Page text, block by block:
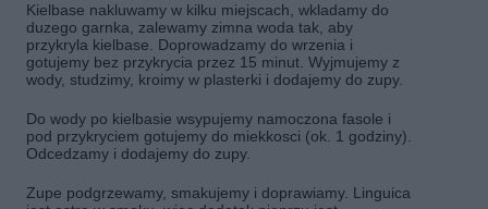
Kielbase nakluwamy w kilku miejscach, wkladamy do
duzego garnka, zalewamy zimna woda tak, aby
przykryla kielbase. Doprowadzamy do wrzenia i
gotujemy bez przykrycia przez 15 minut. Wyjmujemy z
wody, studzimy, kroimy w plasterki i dodajemy do zupy.
Do wody po kielbasie wsypujemy namoczona fasole i
pod przykryciem gotujemy do miekkosci (ok. 1 godziny).
Odcedzamy i dodajemy do zupy.
Zupe podgrzewamy, smakujemy i doprawiamy. Linguica